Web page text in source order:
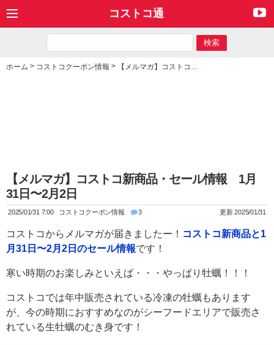
コストコ通
ホーム > コストコクーポン情報 > 【メルマガ】コストコ新商品・セール情報 1月31日〜2月2日
【メルマガ】コストコ新商品・セール情報 1月
31日〜2月2日
2025/01/31 7:00 コストコクーポン情報 3 更新 2025/01/31
コストコからメルマガが届きましたー！ コストコ新商品と1
月31日〜2月2日のセール情報です！
寒い時期のお楽しみといえば・・・やっぱり牡蠣！！！
コストコでは年中販売されている冷凍の牡蠣もあります
が、今の時期におすすめなのがシーフードエリアで販売さ
れている生牡蠣のむき身です！